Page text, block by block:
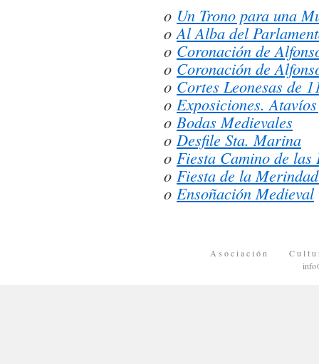
o Un Trono para una
oAl Alba del
o Coronación de
o Coronación de
o Cortes Leonesas de
o Exposiciones.
o Bodas Medievales
o Desfile Sta. Marina
o Fiesta Camino de las
o Fiesta de la
o Ensoñación Medieval
A s o c i a c i ó n C u